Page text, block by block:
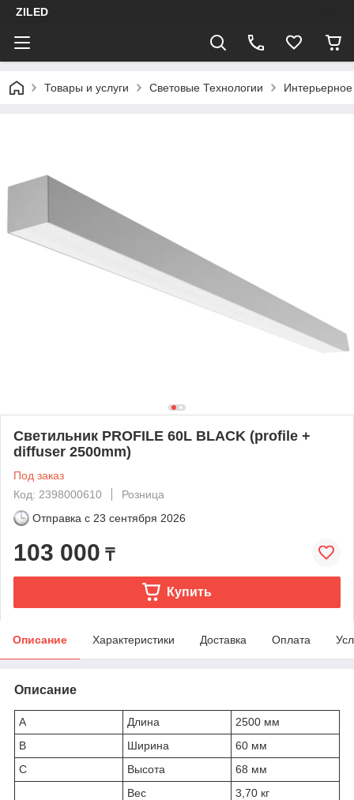
ZILED
Товары и услуги Световые Технологии
Светильник PROFILE 60L BLACK (profile +
diffuser 2500mm)
Под заказ
Код: 2398000610
Розница
Отправка с 23 сентября 2026
103 000 ₸
Купить
Описание Характеристики Доставка Оплата
Описание
A Длина
2500 мм
B
Ширина
60 мм
C
Высота
68 мм
Вес
3,70 кг